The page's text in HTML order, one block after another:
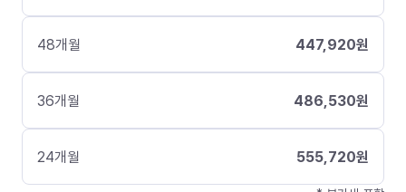
48개월 447,920원
36개월 486,530원
24개월 555,720원